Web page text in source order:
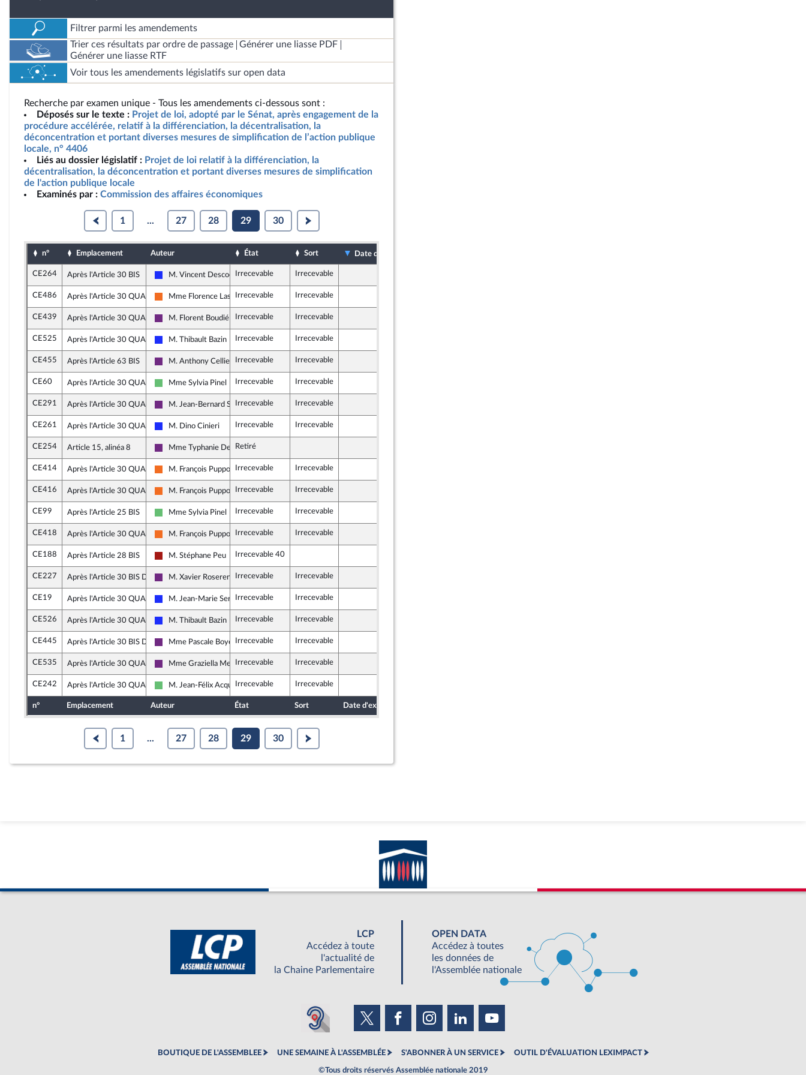
Filtrer parmi les amendements
Trier ces résultats par ordre de passage
Générer une liasse PDF
Générer une liasse RTF
Voir tous les amendements législatifs sur open data
Recherche par examen unique - Tous les amendements ci-dessous sont :
Déposés sur le texte : Projet de loi, adopté par le Sénat, après engagement de la
procédure accélérée, relatif à la différenciation, la décentralisation, la
déconcentration et portant diverses mesures de simplification de l’action publique
locale, n° 4406
Liés au dossier législatif : Projet de loi relatif à la différenciation, la
décentralisation, la déconcentration et portant diverses mesures de simplification
de l'action publique locale
Examinés par : Commission des affaires économiques
1 ... 27 28 29 30
n° Emplacement Auteur État Sort Date d'examen
CE264 Après l'Article 30 BIS
Les Républicains
M. Vincent DescoeurIrrecevable Irrecevable
CE486 Après l'Article 30 QUATER
Mouvement Démocrate (MoDem) et Démocrates apparentés
Mme Florence LasserreIrrecevable Irrecevable
CE439 Après l'Article 30 QUATER
La République en Marche
M. Florent Boudié Irrecevable Irrecevable
CE525 Après l'Article 30 QUATER
Les Républicains
M. Thibault Bazin Irrecevable Irrecevable
CE455 Après l'Article 63 BIS
La République en Marche
M. Anthony Cellier Irrecevable Irrecevable
CE60 Après l'Article 30 QUATER
Libertés et Territoires
Mme Sylvia Pinel Irrecevable Irrecevable
CE291 Après l'Article 30 QUATER
La République en Marche
M. Jean-Bernard Sempastous
Irrecevable Irrecevable
CE261 Après l'Article 30 QUATER
Les Républicains
M. Dino Cinieri Irrecevable Irrecevable
CE254 Article 15, alinéa 8
La République en Marche
Mme Typhanie DegoisRetiré
CE414 Après l'Article 30 QUATER
Mouvement Démocrate (MoDem) et Démocrates apparentés
M. François Pupponi Irrecevable Irrecevable
CE416 Après l'Article 30 QUATER
Mouvement Démocrate (MoDem) et Démocrates apparentés
M. François Pupponi Irrecevable Irrecevable
CE99 Après l'Article 25 BIS
Libertés et Territoires
Mme Sylvia Pinel Irrecevable Irrecevable
CE418 Après l'Article 30 QUATER
Mouvement Démocrate (MoDem) et Démocrates apparentés
M. François Pupponi Irrecevable Irrecevable
CE188 Après l'Article 28 BIS
Gauche démocrate et républicaine
M. Stéphane Peu Irrecevable 40
CE227 Après l'Article 30 BIS D
La République en Marche
M. Xavier Roseren Irrecevable Irrecevable
CE19 Après l'Article 30 QUATER
Les Républicains
M. Jean-Marie SermierIrrecevable Irrecevable
CE526 Après l'Article 30 QUATER
Les Républicains
M. Thibault Bazin Irrecevable Irrecevable
CE445 Après l'Article 30 BIS D
La République en Marche
Mme Pascale Boyer Irrecevable Irrecevable
CE535 Après l'Article 30 QUATER
La République en Marche
Mme Graziella MelchiorIrrecevable Irrecevable
CE242 Après l'Article 30 QUATER
Libertés et Territoires
M. Jean-Félix AcquavivaIrrecevable Irrecevable
n° Emplacement Auteur État Sort Date d'examen
1 ... 27 28 29 30
LCP
Accédez à toute
l'actualité de
la Chaine Parlementaire
OPEN DATA
Accédez à toutes
les données de
l'Assemblée nationale
BOUTIQUE DE L'ASSEMBLEE UNE SEMAINE À L'ASSEMBLÉE S'ABONNER À UN SERVICE OUTIL D'ÉVALUATION LEXIMPACT
©Tous droits réservés Assemblée nationale 2019